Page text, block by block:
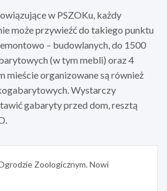
w PSZOKu, każdy
może przywieźć do takiego punktu
– budowlanych, do 1500
(w tym mebli) oraz 4
mieście organizowane są również
Wystarczy
gabaryty przed dom, resztą
Zoologicznym. Nowi